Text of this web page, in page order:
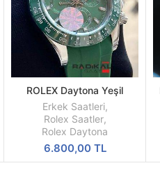
SEPETE
EKLE
ROLEX Daytona Yeşil
Kadran Silikon Kordon
Erkek Saatleri,
Rolex Saatler,
Rolex Daytona
6.800,00 TL